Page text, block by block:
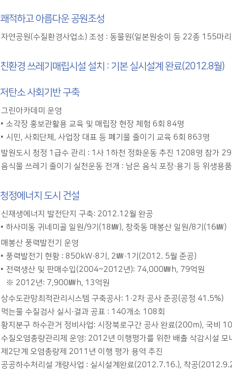
쾌적하고 아름다운 공원조성
자연공원(수질환경사업소) 조성 : 동물원(일본원숭이 등 22종 155마
친환경 쓰레기매립시설 설치 : 기본 실시설계 완료(2012.8월)
저탄소 사회기반 구축
그린아카데미 운영
소각장 홍보관활용 교육 및 매립장 현장 체험 6회 84명
시민, 사회단체, 사업장 대표 등 폐기물 줄이기 교육 6회 863명
발원도시 청정 1급수 관리 : 1사 1하천 정화운동 추진 1208명 참가
음식물 쓰레기 줄이기 실천운동 전개 : 남은 음식 포장·용기 등 위생용
청정에너지 도시 건설
신재생에너지 발전단지 구축: 2012.12월 완공
하사미동 귀네미골 일원/9기(18㎿), 창죽동 매봉산 일원/8기(16㎿)
매봉산 풍력발전기 운영
풍력발전기 현황 : 850kW·8기, 2㎿·1기(2012. 5월 준공)
전력생산 및 판매수입(2004~2012년): 74,000㎿h, 79억원
※ 2012년: 7,900㎿h, 13억원
상수도관망최적관리시스템 구축공사: 1·2차 공사 준공(공정 41.5%)
먹는물 수질검사 실시·결과 공표 : 140개소 108회
황지분구 하수관거 정비사업: 시장북로구간 공사 완료(200m), 국비
수질오염총량관리제 운영: 2012년 이행평가를 위한 배출 삭감시설 모
제2단계 오염총량제 2011년 이행 평가 용역 추진
공공하수처리설 개량사업 : 실시설계완료(2012.7.16.), 착공